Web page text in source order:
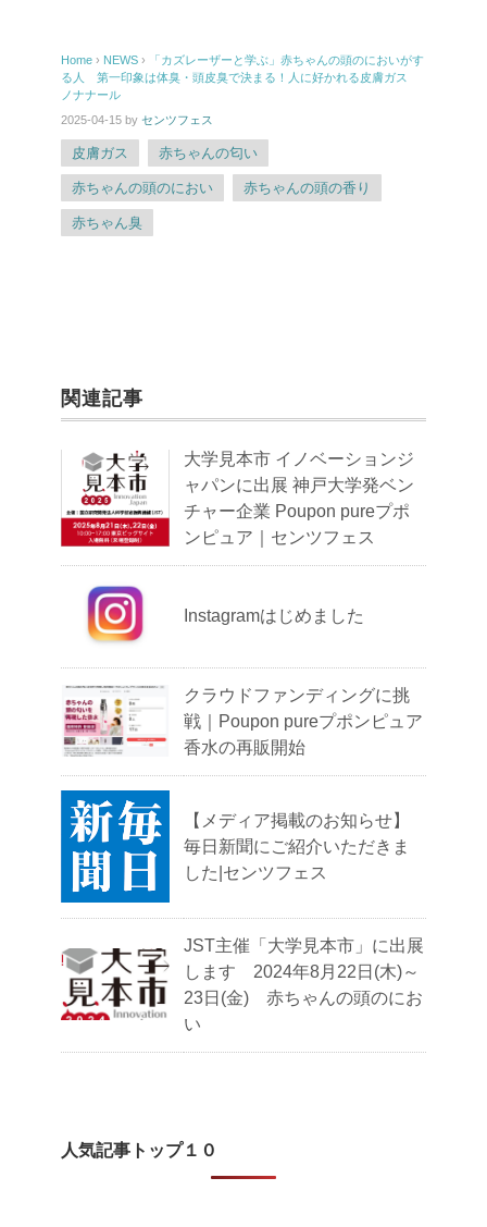
e
b
o
o
k
Home › NEWS ›
「カズレーザーと学ぶ」赤ちゃんの頭のにおいがす
る人 第一印象は体臭・頭皮臭で決まる！人に好かれる皮膚ガス
ノナナール
2025-04-15 by センツフェス
皮膚ガス 赤ちゃんの匂い
赤ちゃんの頭のにおい 赤ちゃんの頭の香り
赤ちゃん臭
関連記事
大学見本市 イノベーションジ
ャパンに出展 神戸大学発ベン
チャー企業 Poupon pureプポ
ンピュア｜センツフェス
Instagramはじめました
クラウドファンディングに挑
戦｜Poupon pureプポンピュア
香水の再販開始
【メディア掲載のお知らせ】
毎日新聞にご紹介いただきま
した|センツフェス
JST主催「大学見本市」に出展
します 2024年8月22日(木)～
23日(金) 赤ちゃんの頭のにお
い
人気記事トップ１０